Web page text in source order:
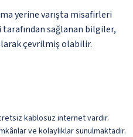
yerine varışta misafirleri
tarafından sağlanan bilgiler,
çevrilmiş olabilir.
kablosuz internet vardır.
ve kolaylıklar sunulmaktadır.